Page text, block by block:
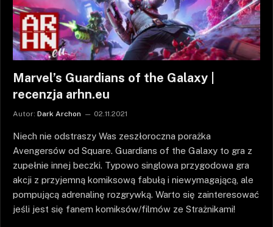
Marvel’s Guardians of the Galaxy |
recenzja arhn.eu
Autor: Dark Archon 02.11.2021
Niech nie odstraszy Was zeszłoroczna porażka
Avengersów od Square. Guardians of the Galaxy to gra z
zupełnie innej beczki. Typowo singlowa przygodowa gra
akcji z przyjemną komiksową fabułą i niewymagającą, ale
pompującą adrenalinę rozgrywką. Warto się zainteresować
jeśli jest się fanem komiksów/filmów ze Strażnikami!